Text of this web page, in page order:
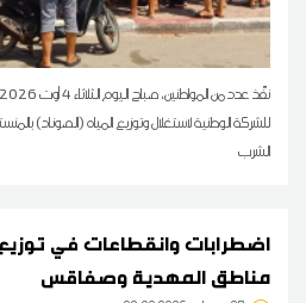
للشركة الوطنية لاستغلال وتوزيع المياه (الصوناد)
الشرب
اضطرابات وانقطاعات في
مناطق المهدية وصفاقس